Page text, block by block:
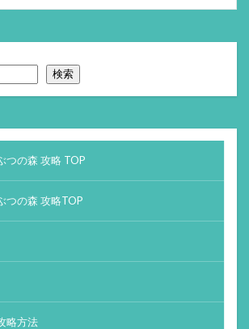
検索
つの森 攻略 TOP
つの森 攻略TOP
略方法